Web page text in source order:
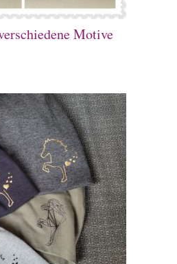
Motive